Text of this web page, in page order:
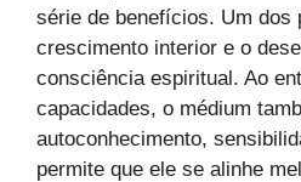
série de benefícios. Um dos
crescimento interior e o
consciência espiritual. Ao
capacidades, o médium
autoconhecimento,
permite que ele se alinhe